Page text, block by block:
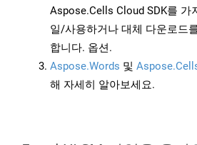
Aspose.Cells Cloud SDK를 가
일/사용하거나 대체 다운로드
합니다. 옵션.
Aspose.Words 및
해 자세히 알아보세요.